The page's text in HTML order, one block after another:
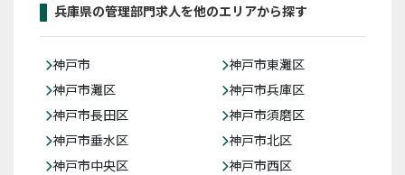
兵庫県の管理部門求人を他のエリアから探す
神戸市
神戸市東灘区
神戸市灘区
神戸市兵庫区
神戸市長田区
神戸市須磨区
神戸市垂水区
神戸市北区
神戸市中央区
神戸市西区